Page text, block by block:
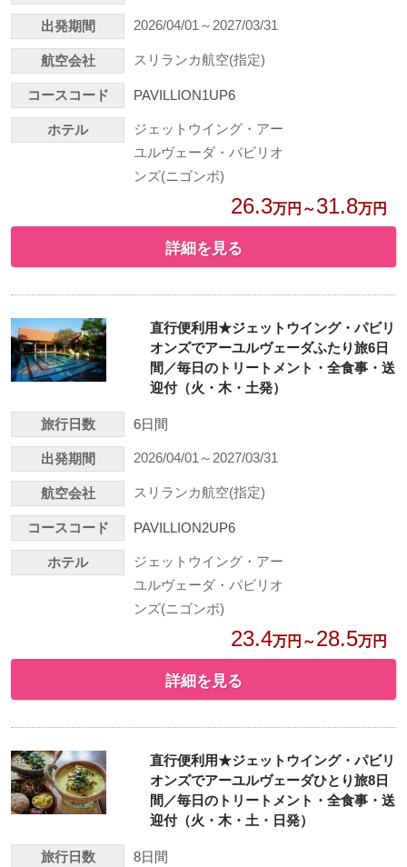
出発期間 2026/04/01～2027/03/31
航空会社 スリランカ航空(指定)
コースコード PAVILLION1UP6
ホテル
ジェットウイング・アー
ユルヴェーダ・パビリオ
ンズ(ニゴンボ)
26.3万円～31.8万円
詳細を見る
直行便利用★ジェットウイング・パビリ
オンズでアーユルヴェーダふたり旅6日
間／毎日のトリートメント・全食事・送
迎付（火・木・土発）
旅行日数 6日間
出発期間 2026/04/01～2027/03/31
航空会社 スリランカ航空(指定)
コースコード PAVILLION2UP6
ホテル
ジェットウイング・アー
ユルヴェーダ・パビリオ
ンズ(ニゴンボ)
23.4万円～28.5万円
詳細を見る
直行便利用★ジェットウイング・パビリ
オンズでアーユルヴェーダひとり旅8日
間／毎日のトリートメント・全食事・送
迎付（火・木・土・日発）
旅行日数 8日間